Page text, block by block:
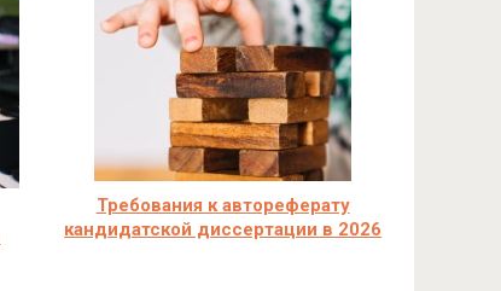
Требования к автореферату
кандидатской диссертации в 2026